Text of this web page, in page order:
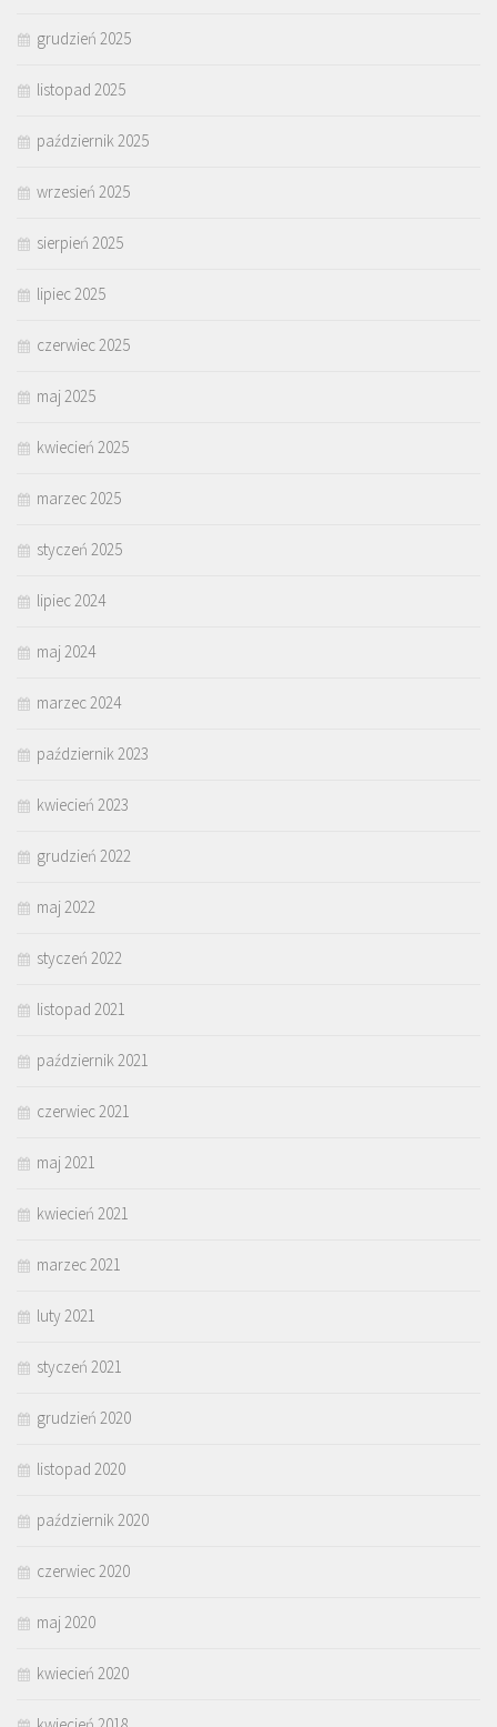
grudzień 2025
listopad 2025
październik 2025
wrzesień 2025
sierpień 2025
lipiec 2025
czerwiec 2025
maj 2025
kwiecień 2025
marzec 2025
styczeń 2025
lipiec 2024
maj 2024
marzec 2024
październik 2023
kwiecień 2023
grudzień 2022
maj 2022
styczeń 2022
listopad 2021
październik 2021
czerwiec 2021
maj 2021
kwiecień 2021
marzec 2021
luty 2021
styczeń 2021
grudzień 2020
listopad 2020
październik 2020
czerwiec 2020
maj 2020
kwiecień 2020